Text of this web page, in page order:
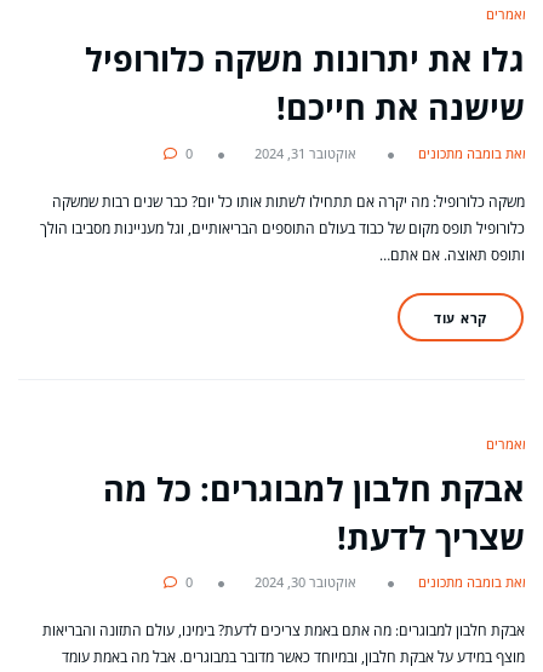
מאמרים
גלו את יתרונות משקה כלורופיל
שישנה את חייכם!
מאת בומבה מתכונים אוקטובר 31, 2024 0
משקה כלורופיל: מה יקרה אם תתחילו לשתות אותו כל יום? כבר שנים רבות שמשקה
כלורופיל תופס מקום של כבוד בעולם התוספים הבריאותיים, וגל מעניינות מסביבו הולך
ותופס תאוצה. אם אתם…
קרא עוד
מאמרים
אבקת חלבון למבוגרים: כל מה
שצריך לדעת!
מאת בומבה מתכונים אוקטובר 30, 2024 0
אבקת חלבון למבוגרים: מה אתם באמת צריכים לדעת? בימינו, עולם התזונה והבריאות
מוצף במידע על אבקת חלבון, ובמיוחד כאשר מדובר במבוגרים. אבל מה באמת עומד